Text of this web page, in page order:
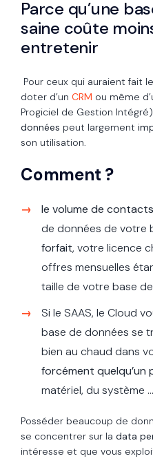
Parce qu’une
saine coûte
entretenir
Pour ceux qui auraient fait
doter d’un CRM ou même
Progiciel de Gestion
données peut largement
son utilisation.
Comment ?
le volume de
de données de votre
forfait, votre licence
offres mensuelles
taille de votre base
Si le SAAS, le Cloud
base de données se
bien au chaud dans
forcément quelqu’un
matériel, du système
Posséder beaucoup de
se concentrer sur la data
intéresse et que vous